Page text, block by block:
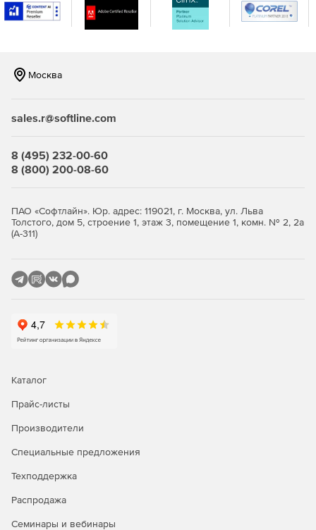
Москва
sales.r@softline.com
8 (495) 232-00-60
8 (800) 200-08-60
ПАО «Софтлайн». Юр. адрес: 119021, г. Москва, ул. Льва
Толстого, дом 5, строение 1, этаж 3, помещение 1, комн. № 2, 2а
(А-311)
Каталог
Прайс-листы
Производители
Специальные предложения
Техподдержка
Распродажа
Семинары и вебинары